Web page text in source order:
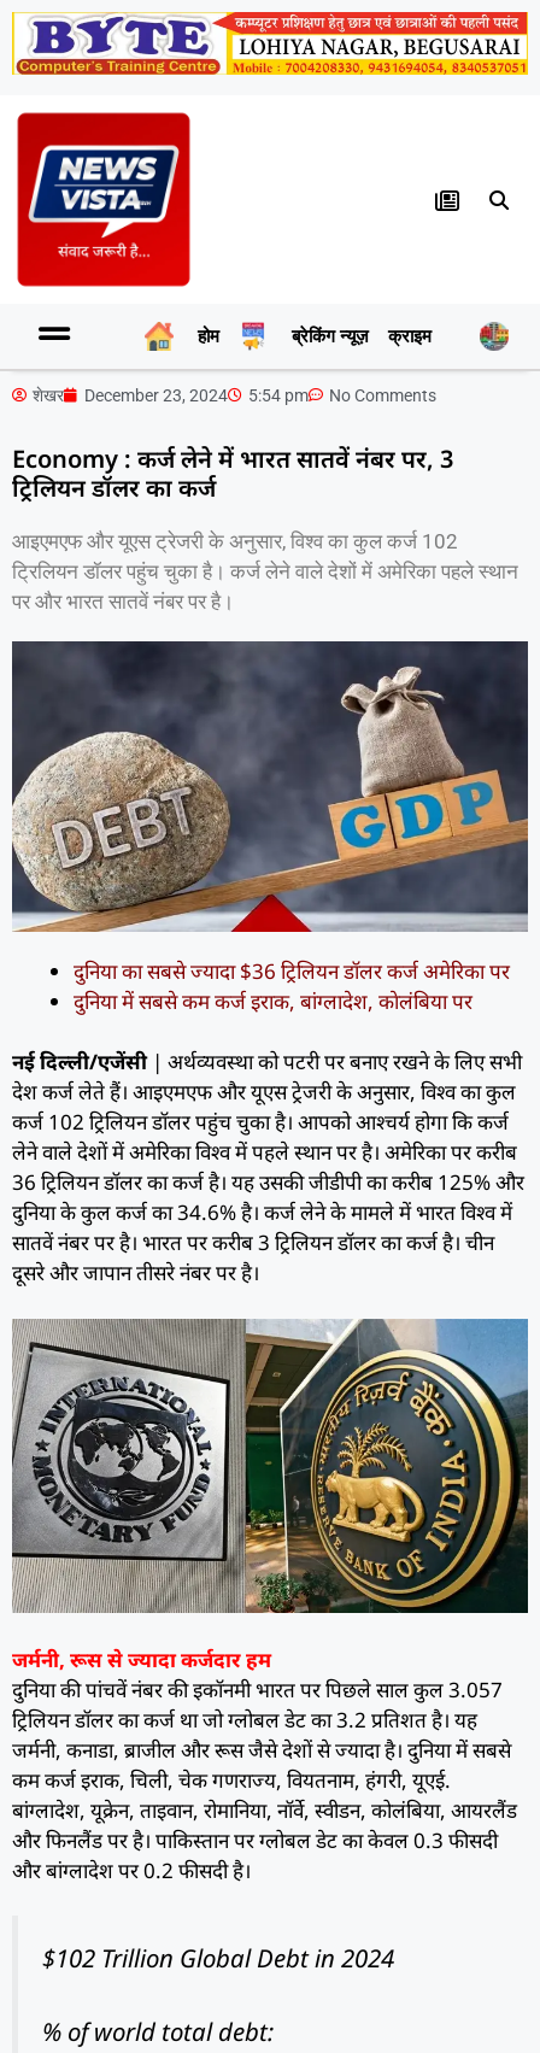
होम ब्रेकिंग न्यूज़ क्राइम
शेखर December 23, 2024 5:54 pm No Comments
Economy : कर्ज लेने में भारत सातवें नंबर पर, 3
ट्रिलियन डॉलर का कर्ज
आइएमएफ और यूएस ट्रेजरी के अनुसार, विश्व का कुल कर्ज 102
ट्रिलियन डॉलर पहुंच चुका है। कर्ज लेने वाले देशों में अमेरिका पहले स्थान
पर और भारत सातवें नंबर पर है।
दुनिया का सबसे ज्यादा $36 ट्रिलियन डॉलर कर्ज अमेरिका पर
दुनिया में सबसे कम कर्ज इराक, बांग्लादेश, काेलंबिया पर
नई दिल्ली/एजेंसी| अर्थव्यवस्था को पटरी पर बनाए रखने के लिए सभी
देश कर्ज लेते हैं। आइएमएफ और यूएस ट्रेजरी के अनुसार, विश्व का कुल
कर्ज 102 ट्रिलियन डॉलर पहुंच चुका है। आपको आश्चर्य होगा कि कर्ज
लेने वाले देशों में अमेरिका विश्व में पहले स्थान पर है। अमेरिका पर करीब
36 ट्रिलियन डॉलर का कर्ज है। यह उसकी जीडीपी का करीब 125% और
दुनिया के कुल कर्ज का 34.6% है। कर्ज लेने के मामले में भारत विश्व में
सातवें नंबर पर है। भारत पर करीब 3 ट्रिलियन डॉलर का कर्ज है। चीन
दूसरे और जापान तीसरे नंबर पर है।
जर्मनी, रूस से ज्यादा कर्जदार हम
दुनिया की पांचवें नंबर की इकॉनमी भारत पर पिछले साल कुल 3.057
ट्रिलियन डॉलर का कर्ज था जो ग्लोबल डेट का 3.2 प्रतिशत है। यह
जर्मनी, कनाडा, ब्राजील और रूस जैसे देशों से ज्यादा है। दुनिया में सबसे
कम कर्ज इराक, चिली, चेक गणराज्य, वियतनाम, हंगरी, यूएई.
बांग्लादेश, यूक्रेन, ताइवान, रोमानिया, नॉर्वे, स्वीडन, कोलंबिया, आयरलैंड
और फिनलैंड पर है। पाकिस्तान पर ग्लोबल डेट का केवल 0.3 फीसदी
और बांग्लादेश पर 0.2 फीसदी है।
$102 Trillion Global Debt in 2024
% of world total debt: